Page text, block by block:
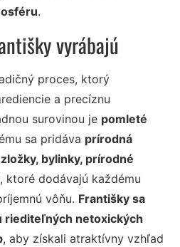
.
vyrábajú
proces, ktorý
a precíznu
surovinou je pomleté
sa pridáva prírodná
bylinky, prírodné
, ktoré dodávajú každému
vôňu. Františky sa
riediteľných netoxických
, aby získali atraktívny vzhľad